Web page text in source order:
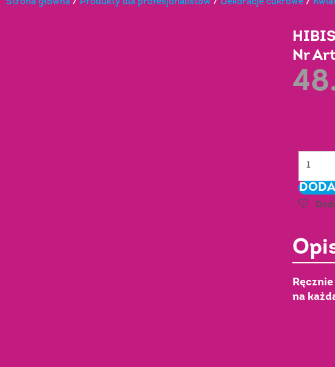
Strona główna / Produkty dla profesjonalistów / Dekoracje cukrowe /
Nr
-
Art.:
052119
na